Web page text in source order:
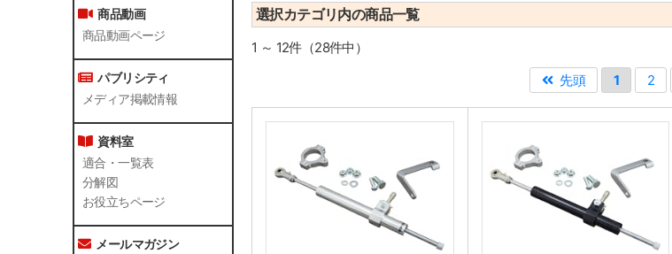
商品動画
商品動画ページ
パブリシティ
メディア掲載情報
資料室
適合・一覧表
分解図
お役立ちページ
メールマガジン
選択カテゴリ内の商品一覧
1 ～ 12件（28件中）
先頭
1 2